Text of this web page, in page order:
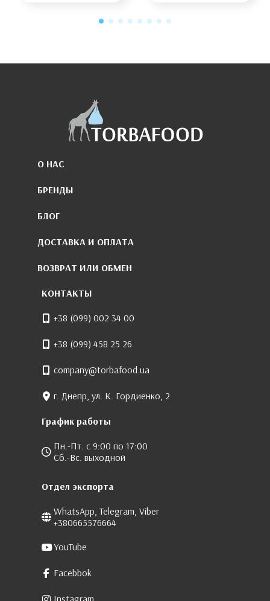
О НАС
БРЕНДЫ
БЛОГ
ДОСТАВКА И ОПЛАТА
ВОЗВРАТ ИЛИ ОБМЕН
КОНТАКТЫ
+38 (099) 002 34 00
+38 (099) 458 25 26
company@torbafood.ua
г. Днепр, ул. К. Гордиенко, 2
График работы
Пн.-Пт. с 9:00 по 17:00
Сб.-Вс. выходной
Отдел экспорта
WhatsApp, Telegram, Viber
+380665576664
YouTube
Facebbok